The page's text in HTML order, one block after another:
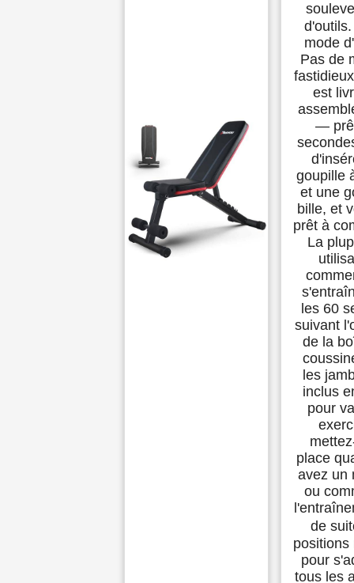
mode
Pas de
est
—
goupille
et une
bille, et
prêt à
La
les 60
suivant
de la
les
inclus
pour
place
avez un
ou
de
positions
pour
tous les